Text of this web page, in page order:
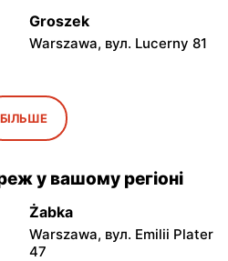
Groszek
Warszawa, вул. Lucerny 81
Groszek
Warszawa, вул. Grawerska
5
Groszek
Strzykuły, вул.
Wieruchowska 157
Groszek
БІЛЬШЕ
у вашому регіоні
Żabka
Warszawa, вул. Emilii Plater
47